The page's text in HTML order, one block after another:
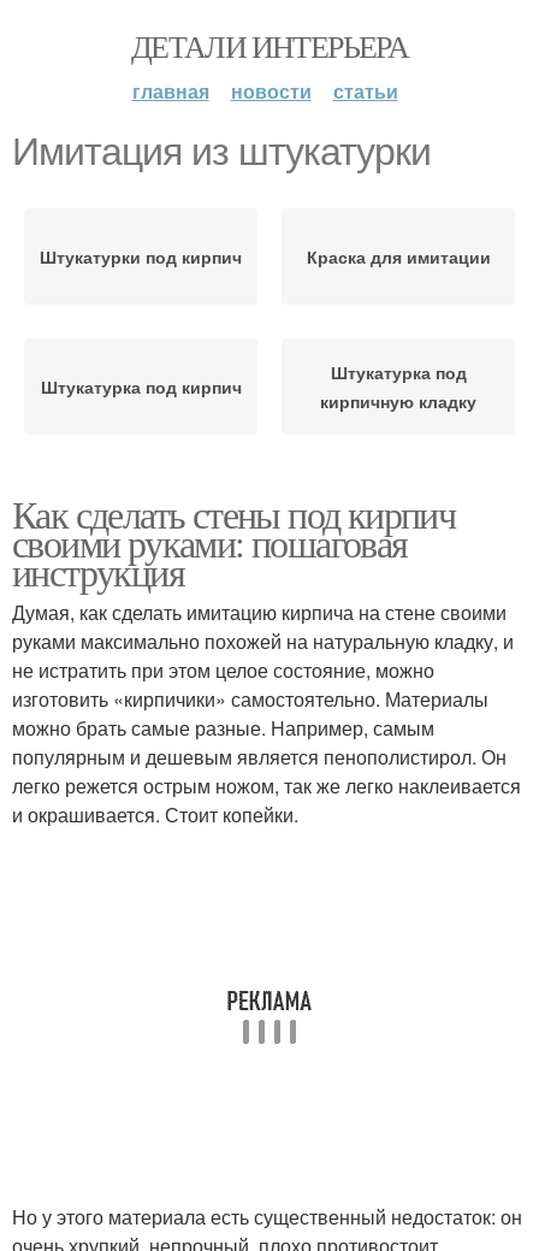
ДЕТАЛИ ИНТЕРЬЕРА
главная новости статьи
Имитация из штукатурки
Штукатурки под кирпич Краска для имитации
Штукатурка под кирпич
Штукатурка под
кирпичную кладку
Как сделать стены под кирпич
своими руками: пошаговая
инструкция
Думая, как сделать имитацию кирпича на стене своими
руками максимально похожей на натуральную кладку, и
не истратить при этом целое состояние, можно
изготовить «кирпичики» самостоятельно. Материалы
можно брать самые разные. Например, самым
популярным и дешевым является пенополистирол. Он
легко режется острым ножом, так же легко наклеивается
и окрашивается. Стоит копейки.
Но у этого материала есть существенный недостаток: он